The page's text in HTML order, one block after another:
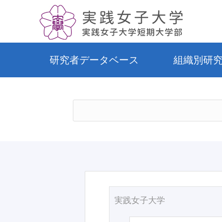
研究者データベース 組織別研
実践女子大学